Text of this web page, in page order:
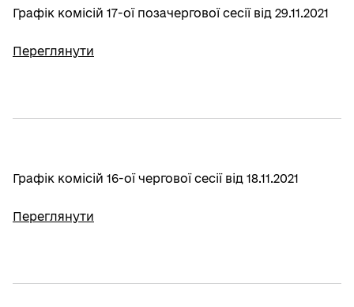
Графік комісій 17-ої позачергової сесії від 29.11.2021
Переглянути
Графік комісій 16-ої чергової сесії від 18.11.2021
Переглянути